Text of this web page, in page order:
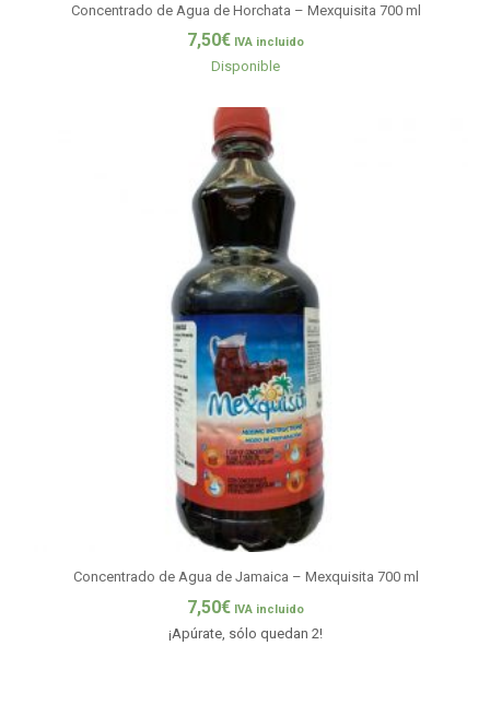
Concentrado de Agua de Horchata – Mexquisita 700 ml
7,50€ IVA incluido
Disponible
Concentrado de Agua de Jamaica – Mexquisita 700 ml
7,50€ IVA incluido
¡Apúrate, sólo quedan 2!